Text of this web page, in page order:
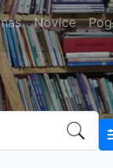
Novice